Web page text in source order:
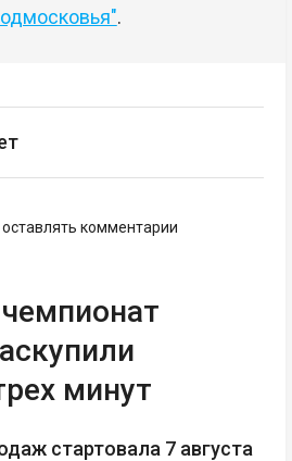
.
комментарии
минут
стартовала 7 августа